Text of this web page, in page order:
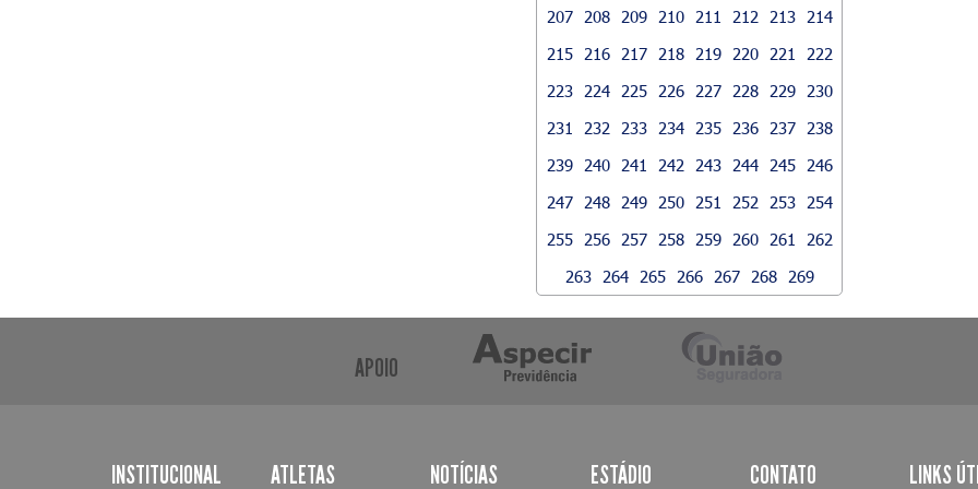
207 208 209 210 211 212 213
214
215
216 217 218 219 220 221
222
223
224 225 226 227 228 229
230
231
232 233 234 235 236 237
238
239
240 241 242 243 244 245
246
247
248 249 250 251 252 253
254
255
256 257 258 259 260 261
262
263
264 265 266 267 268 269
APOIO
INSTITUCIONAL ATLETAS NOTÍCIAS ESTÁDIO CONTATO LINKS